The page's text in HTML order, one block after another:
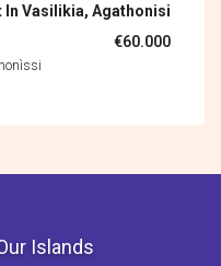
In Vasilikia, Agathonisi
€60.000
Islands